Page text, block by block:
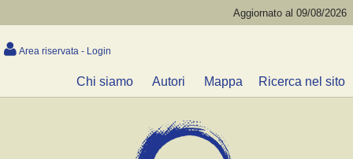
Aggiornato al 09/08/2026
Area riservata - Login
Chi siamo Autori Mappa Ricerca nel sito